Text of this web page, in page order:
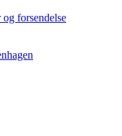
forsendelse